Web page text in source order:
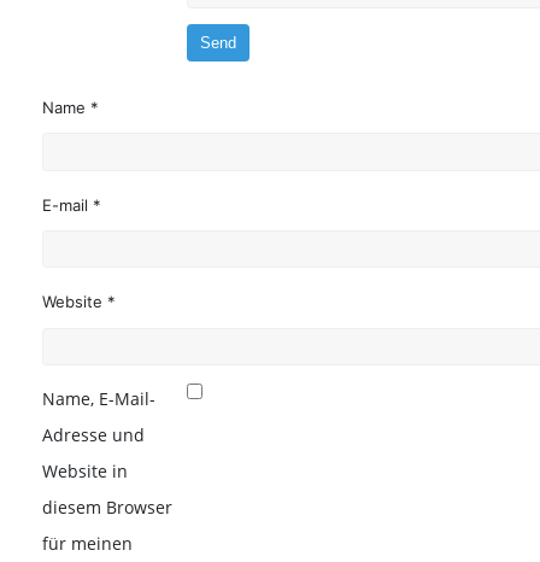
Name *
E-mail *
Website *
Name, E-Mail-
Adresse und
Website in
diesem Browser
für meinen